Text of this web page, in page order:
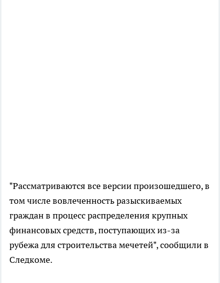
"Рассматриваются все версии произошедшего, в
том числе вовлеченность разыскиваемых
граждан в процесс распределения крупных
финансовых средств, поступающих из-за
рубежа для строительства мечетей", сообщили в
Следкоме.